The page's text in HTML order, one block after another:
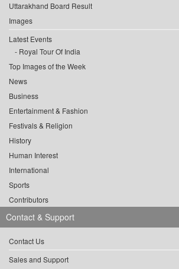
Uttarakhand Board Result
Images
Latest Events
Royal Tour Of India
Top Images of the Week
News
Business
Entertainment & Fashion
Festivals & Religion
History
Human Interest
International
Sports
Contributors
Contact & Support
Contact Us
Sales and Support